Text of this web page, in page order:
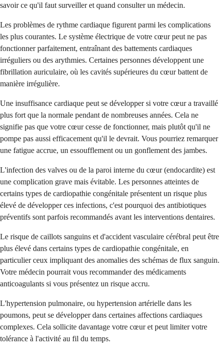
savoir ce qu'il faut surveiller et quand consulter un médecin.
Les problèmes de rythme cardiaque figurent parmi les complications
les plus courantes. Le système électrique de votre cœur peut ne pas
fonctionner parfaitement, entraînant des battements cardiaques
irréguliers ou des arythmies. Certaines personnes développent une
fibrillation auriculaire, où les cavités supérieures du cœur battent de
manière irrégulière.
Une insuffisance cardiaque peut se développer si votre cœur a travaillé
plus fort que la normale pendant de nombreuses années. Cela ne
signifie pas que votre cœur cesse de fonctionner, mais plutôt qu'il ne
pompe pas aussi efficacement qu'il le devrait. Vous pourriez remarquer
une fatigue accrue, un essoufflement ou un gonflement des jambes.
L'infection des valves ou de la paroi interne du cœur (endocardite) est
une complication grave mais évitable. Les personnes atteintes de
certains types de cardiopathie congénitale présentent un risque plus
élevé de développer ces infections, c'est pourquoi des antibiotiques
préventifs sont parfois recommandés avant les interventions dentaires.
Le risque de caillots sanguins et d'accident vasculaire cérébral peut être
plus élevé dans certains types de cardiopathie congénitale, en
particulier ceux impliquant des anomalies des schémas de flux sanguin.
Votre médecin pourrait vous recommander des médicaments
anticoagulants si vous présentez un risque accru.
L'hypertension pulmonaire, ou hypertension artérielle dans les
poumons, peut se développer dans certaines affections cardiaques
complexes. Cela sollicite davantage votre cœur et peut limiter votre
tolérance à l'activité au fil du temps.